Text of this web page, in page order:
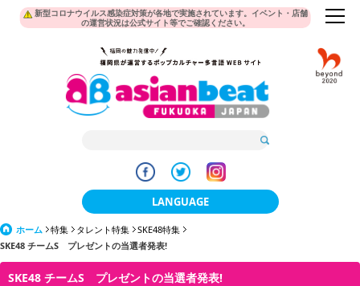
新型コロナウイルス感染症対策が各地で実施されています。イベント・店舗
の運営状況は公式サイト等でご確認ください。
LANGUAGE
日本語
한국어
ホーム 特集 タレント特集
SKE48特集
SKE48 チームS プレゼントの当選者発表!
SKE48 チームS プレゼントの当選者発表!